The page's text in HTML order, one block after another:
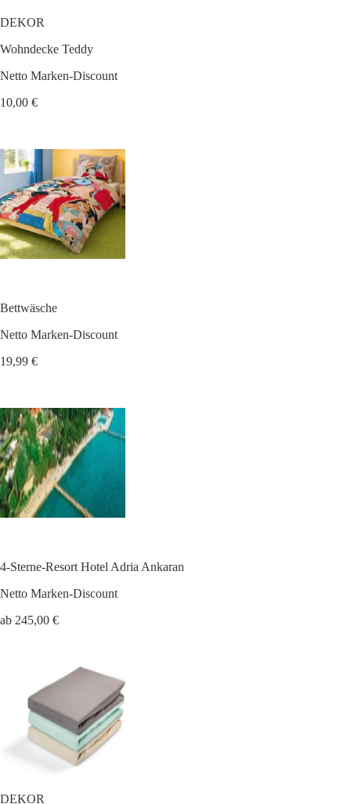
DEKOR
Wohndecke Teddy
Netto Marken-Discount
10,00 €
Bettwäsche
Netto Marken-Discount
19,99 €
4-Sterne-Resort Hotel Adria Ankaran
Netto Marken-Discount
ab 245,00 €
DEKOR